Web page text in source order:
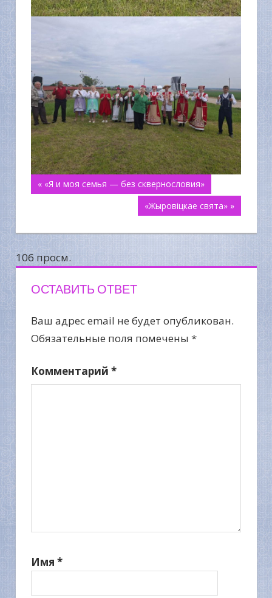
Навигация
записям
« «Я и моя семья — без сквернословия»
«Жыровіцкае свята» »
106 просм.
ОСТАВИТЬ ОТВЕТ
Ваш адрес email не будет опубликован.
Обязательные поля помечены *
Комментарий *
Имя *